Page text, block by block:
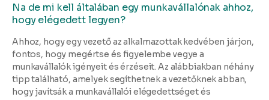
Na de mi kell általában egy munkavállalónak ahhoz,
hogy elégedett legyen?
Ahhoz, hogy egy vezető az alkalmazottak kedvében járjon,
fontos, hogy megértse és figyelembe vegye a
munkavállalók igényeit és érzéseit. Az alábbiakban néhány
tipp található, amelyek segíthetnek a vezetőknek abban,
hogy javítsák a munkavállalói elégedettséget és